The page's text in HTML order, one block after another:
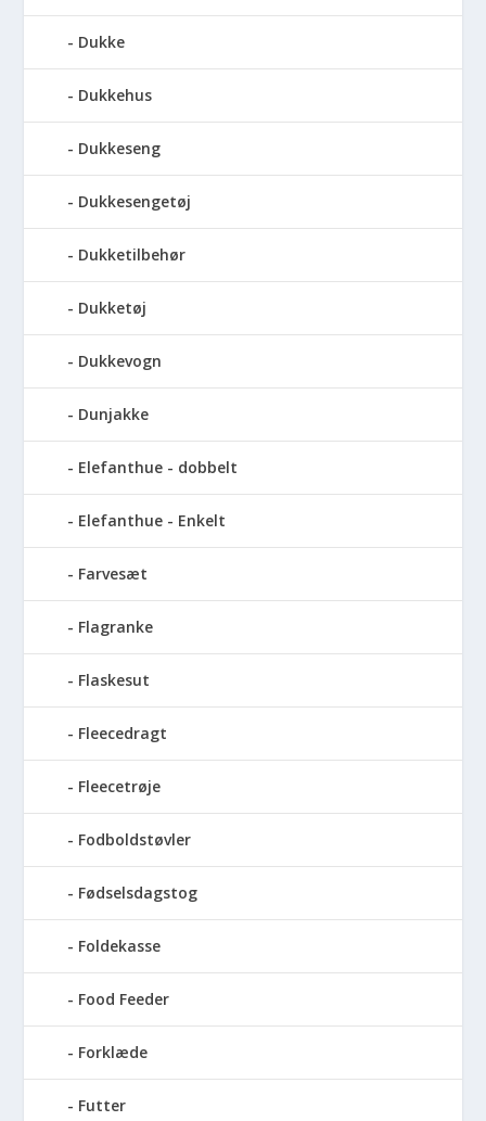
Dukke
Dukkehus
Dukkeseng
Dukkesengetøj
Dukketilbehør
Dukketøj
Dukkevogn
Dunjakke
Elefanthue - dobbelt
Elefanthue - Enkelt
Farvesæt
Flagranke
Flaskesut
Fleecedragt
Fleecetrøje
Fodboldstøvler
Fødselsdagstog
Foldekasse
Food Feeder
Forklæde
Futter